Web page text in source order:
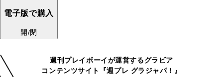
電子版で購入
開/閉
週刊プレイボーイが運営するグラビア
コンテンツサイト『週プレ グラジャパ！』